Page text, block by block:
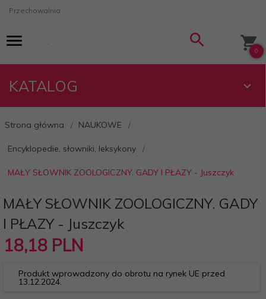
Przechowalnia
0
KATALOG
Strona główna NAUKOWE
Encyklopedie, słowniki, leksykony
MAŁY SŁOWNIK ZOOLOGICZNY. GADY I PŁAZY - Juszczyk
MAŁY SŁOWNIK ZOOLOGICZNY. GADY
I PŁAZY - Juszczyk
18,18 PLN
Produkt wprowadzony do obrotu na rynek UE przed
13.12.2024.